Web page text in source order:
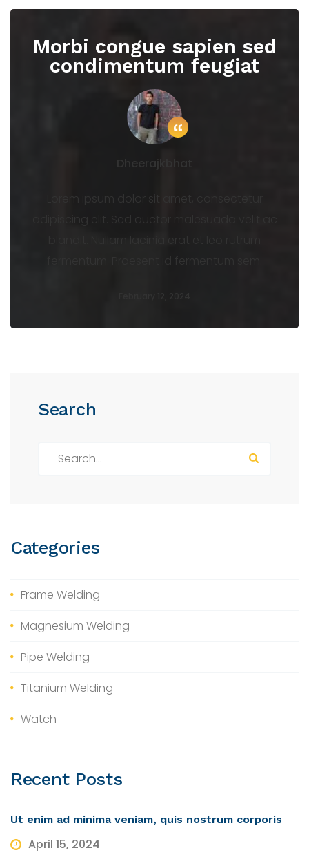
Morbi congue sapien sed
condimentum feugiat
Dheerajkbhat
Lorem ipsum dolor sit amet, consectetur
adipiscing elit. Sed auctor malesuada velit ac
Search
Categories
Frame Welding
Magnesium Welding
Pipe Welding
Titanium Welding
Watch
Recent Posts
Ut enim ad minima veniam, quis nostrum corporis
April 15, 2024